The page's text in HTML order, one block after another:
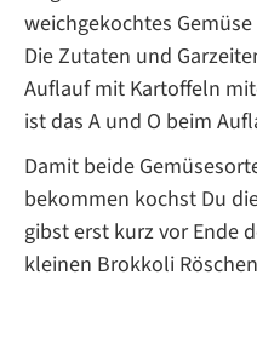
weichgekochtes
Die Zutaten und
Auflauf mit Kartoffeln
ist das A und O beim
Damit beide
bekommen kochst Du
gibst erst kurz vor Ende
kleinen Brokkoli